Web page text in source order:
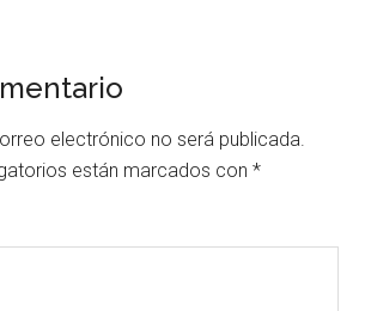
electrónico no será publicada.
están marcados con*